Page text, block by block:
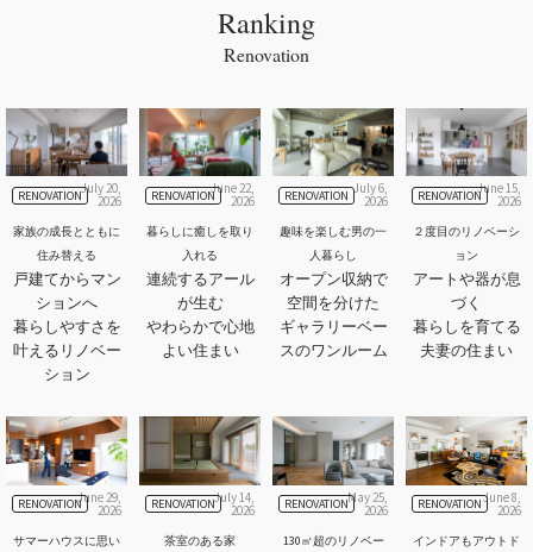
Ranking
Renovation
RENOVATIONJuly 20,
2026
家族の成長とともに
住み替える
戸建てからマン
ションへ
暮らしやすさを
叶えるリノベー
ション
RENOVATIONJune 22,
2026
暮らしに癒しを取り
入れる
連続するアール
が生む
やわらかで心地
よい住まい
RENOVATION July 6,
2026
趣味を楽しむ男の一
人暮らし
オープン収納で
空間を分けた
ギャラリーベー
スのワンルーム
RENOVATIONJune 15,
2026
２度目のリノベーシ
ョン
アートや器が息
づく
暮らしを育てる
夫妻の住まい
RENOVATIONJune 29,
2026
サマーハウスに思い
RENOVATIONJuly 14,
2026
茶室のある家
RENOVATIONMay 25,
2026
130㎡超のリノベー
RENOVATIONJune 8,
2026
インドアもアウトド